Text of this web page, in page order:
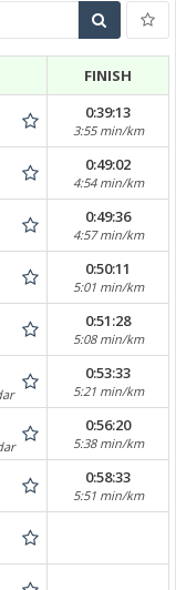
FINISH
0:39:13
3:55 min/km
0:49:02
4:54 min/km
0:49:36
4:57 min/km
0:50:11
5:01 min/km
0:51:28
5:08 min/km
0:53:33
5:21 min/km
0:56:20
5:38 min/km
0:58:33
5:51 min/km